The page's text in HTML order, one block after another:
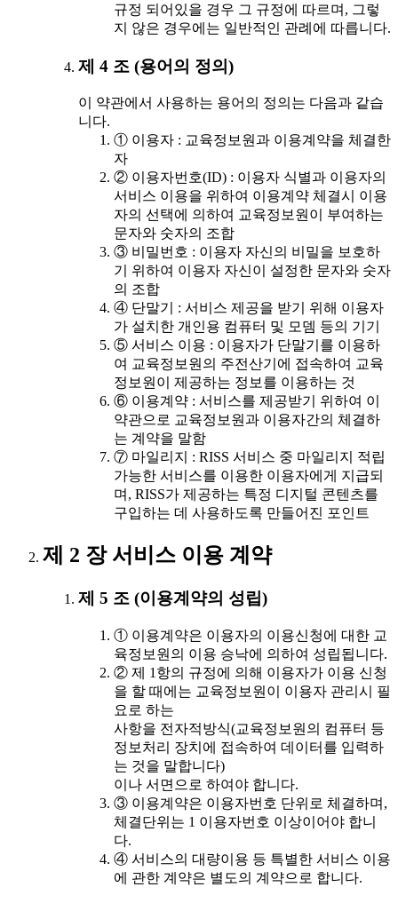
규정 되어있을 경우 그 규정에 따르며, 그렇
지 않은 경우에는 일반적인 관례에 따릅니다.
제 4 조 (용어의 정의)
이 약관에서 사용하는 용어의 정의는 다음과 같습
니다.
① 이용자 : 교육정보원과 이용계약을 체결한
자
② 이용자번호(ID) : 이용자 식별과 이용자의
서비스 이용을 위하여 이용계약 체결시 이용
자의 선택에 의하여 교육정보원이 부여하는
문자와 숫자의 조합
③ 비밀번호 : 이용자 자신의 비밀을 보호하
기 위하여 이용자 자신이 설정한 문자와 숫자
의 조합
④ 단말기 : 서비스 제공을 받기 위해 이용자
가 설치한 개인용 컴퓨터 및 모뎀 등의 기기
⑤ 서비스 이용 : 이용자가 단말기를 이용하
여 교육정보원의 주전산기에 접속하여 교육
정보원이 제공하는 정보를 이용하는 것
⑥ 이용계약 : 서비스를 제공받기 위하여 이
약관으로 교육정보원과 이용자간의 체결하
는 계약을 말함
⑦ 마일리지 : RISS 서비스 중 마일리지 적립
가능한 서비스를 이용한 이용자에게 지급되
며, RISS가 제공하는 특정 디지털 콘텐츠를
구입하는 데 사용하도록 만들어진 포인트
제 2 장 서비스 이용 계약
제 5 조 (이용계약의 성립)
① 이용계약은 이용자의 이용신청에 대한 교
육정보원의 이용 승낙에 의하여 성립됩니다.
② 제 1항의 규정에 의해 이용자가 이용 신청
을 할 때에는 교육정보원이 이용자 관리시 필
요로 하는
사항을 전자적방식(교육정보원의 컴퓨터 등
정보처리 장치에 접속하여 데이터를 입력하
는 것을 말합니다)
이나 서면으로 하여야 합니다.
③ 이용계약은 이용자번호 단위로 체결하며,
체결단위는 1 이용자번호 이상이어야 합니
다.
④ 서비스의 대량이용 등 특별한 서비스 이용
에 관한 계약은 별도의 계약으로 합니다.